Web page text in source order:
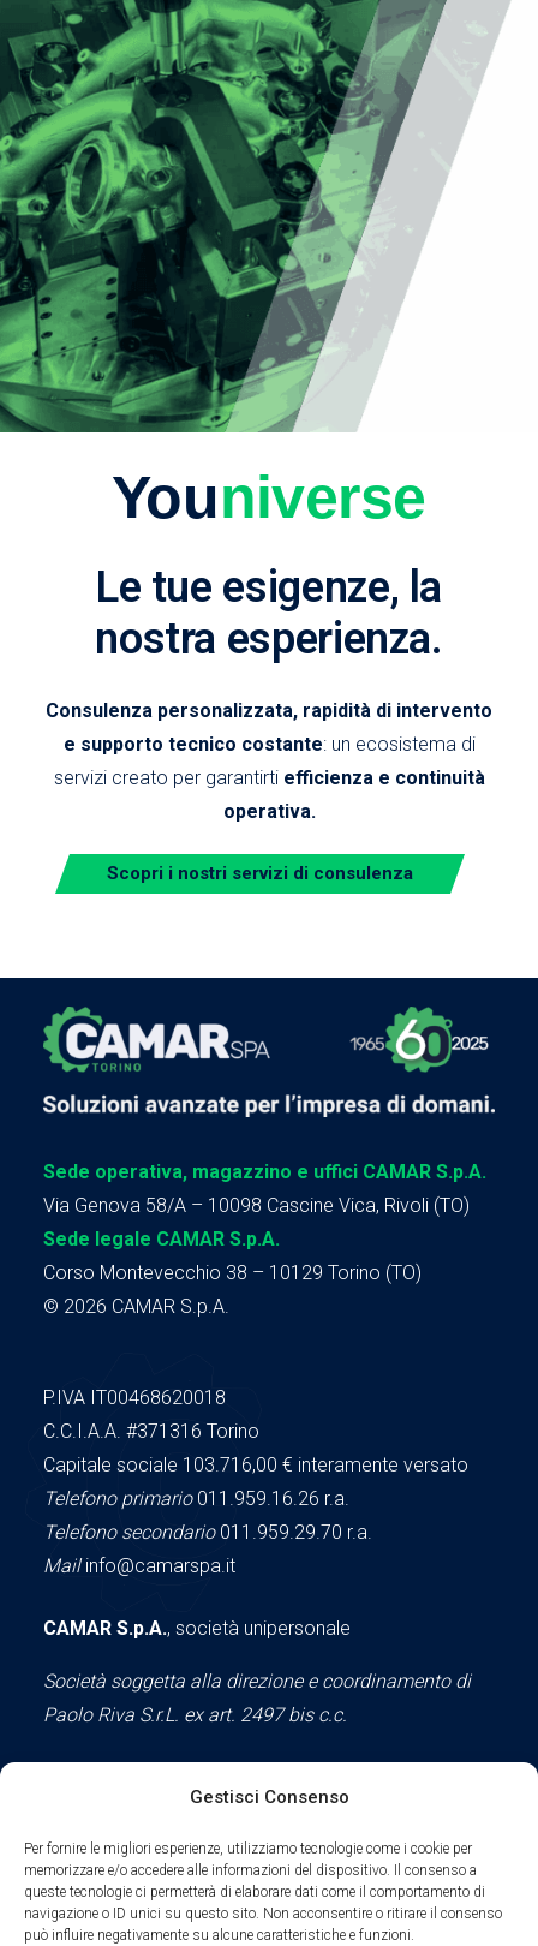
Gestisci Consenso
Per fornire le migliori esperienze, utilizziamo tecnologie come i cookie per
memorizzare e/o accedere alle informazioni del dispositivo. Il consenso a
queste tecnologie ci permetterà di elaborare dati come il comportamento di
navigazione o ID unici su questo sito. Non acconsentire o ritirare il consenso
può influire negativamente su alcune caratteristiche e funzioni.
Youniverse
Le tue esigenze, la
nostra esperienza.
Consulenza personalizzata, rapidità di intervento
e supporto tecnico costante: un ecosistema di
servizi creato per garantirti efficienza e continuità
operativa.
Scopri i nostri servizi di consulenza
Sede operativa, magazzino e uffici CAMAR S.p.A.
Via Genova 58/A – 10098 Cascine Vica, Rivoli (TO)
Sede legale CAMAR S.p.A.
Corso Montevecchio 38 – 10129 Torino (TO)
© 2026 CAMAR S.p.A.
P.IVA IT00468620018
C.C.I.A.A. #371316 Torino
Capitale sociale 103.716,00 € interamente versato
Telefono primario011.959.16.26 r.a.
Telefono secondario011.959.29.70 r.a.
Mailinfo@camarspa.it
CAMAR S.p.A., società unipersonale
Società soggetta alla direzione e coordinamento di
Paolo Riva S.r.L. ex art. 2497 bis c.c.